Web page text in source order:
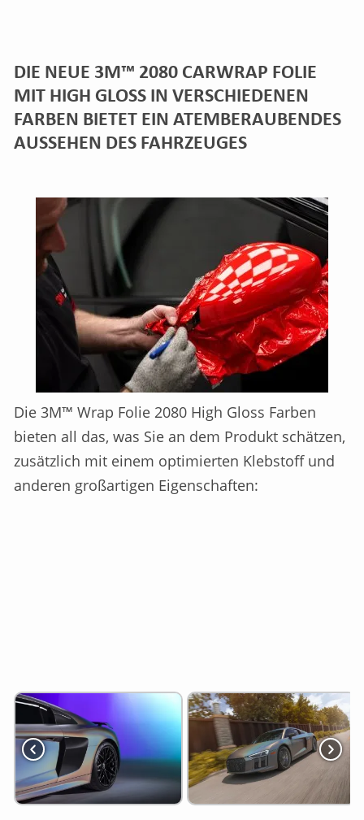
DIE NEUE 3M™ 2080 CARWRAP FOLIE
MIT HIGH GLOSS IN VERSCHIEDENEN
FARBEN BIETET EIN ATEMBERAUBENDES
AUSSEHEN DES FAHRZEUGES
Die 3M™ Wrap Folie 2080 High Gloss Farben
bieten all das, was Sie an dem Produkt schätzen,
zusätzlich mit einem optimierten Klebstoff und
anderen großartigen Eigenschaften: